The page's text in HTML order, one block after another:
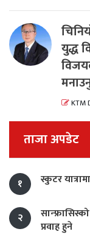
युद्ध
KTM
ताजा अपडेट
१ स्कुटर
२
प्रवाह हुने